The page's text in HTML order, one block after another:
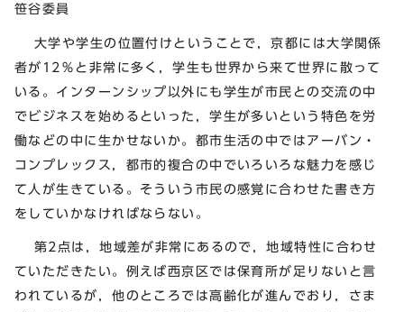
笹谷委員
大学や学生の位置付けということで，京都には大学関係
者が12％と非常に多く，学生も世界から来て世界に散って
いる。インターンシップ以外にも学生が市民との交流の中
でビジネスを始めるといった，学生が多いという特色を労
働などの中に生かせないか。都市生活の中ではアーバン・
コンプレックス，都市的複合の中でいろいろな魅力を感じ
て人が生きている。そういう市民の感覚に合わせた書き方
をしていかなければならない。
第2点は，地域差が非常にあるので，地域特性に合わせ
ていただきたい。例えば西京区では保育所が足りないと言
われているが，他のところでは高齢化が進んでおり，さま